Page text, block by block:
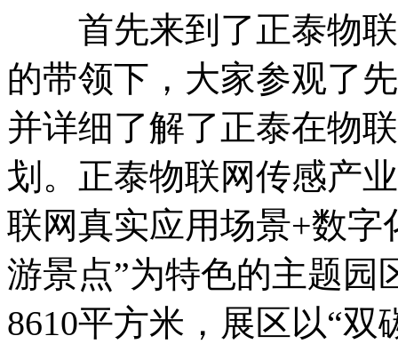
首先来到了正泰物联
的带领下，大家参观了
并详细了解了正泰在物
划。正泰物联网传感产
联网真实应用场景+数
游景点”为特色的主题园
8610平方米，展区以“